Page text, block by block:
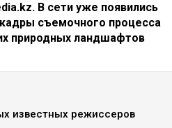
В сети уже появились
съемочного процесса
природных ландшафтов
известных режиссеров